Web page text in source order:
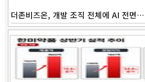
더존비즈온, 개발 조직 전체에 AI 전면…